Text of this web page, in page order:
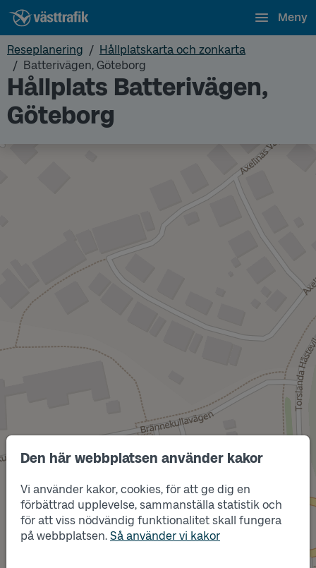
Den här webbplatsen använder kakor
Vi använder kakor, cookies, för att ge dig en
förbättrad upplevelse, sammanställa statistik och
för att viss nödvändig funktionalitet skall fungera
på webbplatsen. Så använder vi kakor
Meny
Reseplanering
Hållplatskarta och zonkarta
Batterivägen, Göteborg
Hållplats Batterivägen,
Göteborg
Läge
A
Läge
B